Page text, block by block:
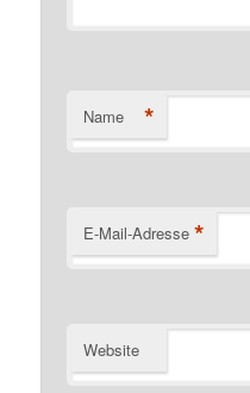
Name *
E-Mail-Adresse *
Website